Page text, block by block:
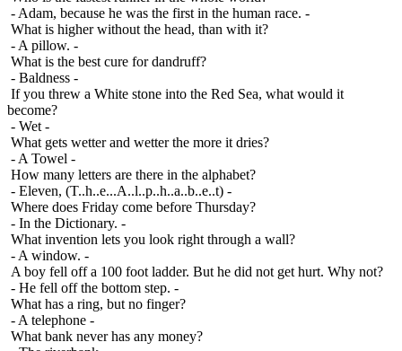
- Adam, because he was the first in the human race. -
What is higher without the head, than with it?
- A pillow. -
What is the best cure for dandruff?
- Baldness -
If you threw a White stone into the Red Sea, what would it
become?
- Wet -
What gets wetter and wetter the more it dries?
- A Towel -
How many letters are there in the alphabet?
- Eleven, (T..h..e...A..l..p..h..a..b..e..t) -
Where does Friday come before Thursday?
- In the Dictionary. -
What invention lets you look right through a wall?
- A window. -
A boy fell off a 100 foot ladder. But he did not get hurt. Why not?
- He fell off the bottom step. -
What has a ring, but no finger?
- A telephone -
What bank never has any money?